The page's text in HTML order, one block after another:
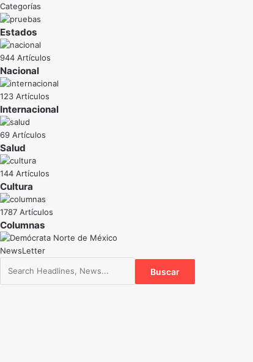
Categorías
Estados
944 Artículos
Nacional
123 Artículos
Internacional
69 Artículos
Salud
144 Artículos
Cultura
1787 Artículos
NewsLetter